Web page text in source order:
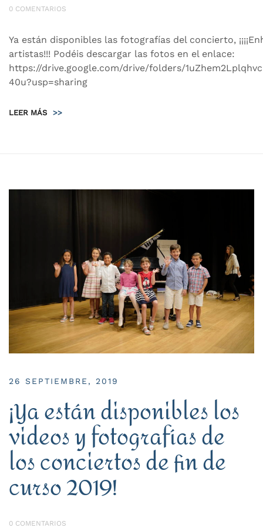
0 COMENTARIOS
Ya están disponibles las fotografías del concierto,
artistas!!! Podéis descargar las fotos en el enlace:
https://drive.google.com/drive/folders/
40u?usp=sharing
LEER MÁS >>
26 SEPTIEMBRE, 2019
¡Ya están disponibles los
videos y fotografías de
los conciertos de fin de
curso 2019!
0 COMENTARIOS